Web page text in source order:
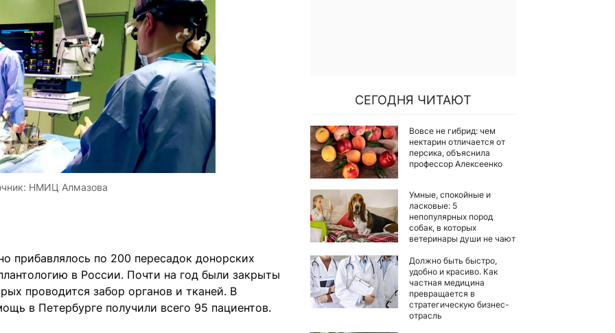
НМИЦ Алмазова
прибавлялось по 200 пересадок донорских
в России. Почти на год были закрыты
проводится забор органов и тканей. В
в Петербурге получили всего 95 пациентов.
СЕГОДНЯ ЧИТАЮТ
Вовсе не гибрид: чем
нектарин отличается от
персика, объяснила
профессор Алексеенко
Умные, спокойные и
ласковые: 5
непопулярных пород
собак, в которых
ветеринары души не чают
Должно быть быстро,
удобно и красиво. Как
частная медицина
превращается в
стратегическую бизнес-
отрасль